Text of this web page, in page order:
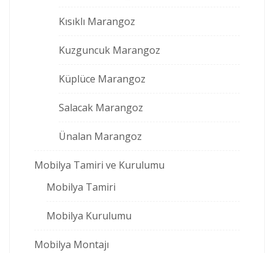
Kısıklı Marangoz
Kuzguncuk Marangoz
Küplüce Marangoz
Salacak Marangoz
Ünalan Marangoz
Mobilya Tamiri ve Kurulumu
Mobilya Tamiri
Mobilya Kurulumu
Mobilya Montajı